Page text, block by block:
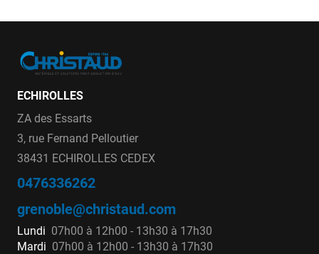
ECHIROLLES
ZA des Essarts
3, rue Fernand Pelloutier
38431 ECHIROLLES CEDEX
0476336262
grenoble@christaud.com
Lundi 07h00 à 12h00 - 13h30 à 17h30
Mardi 07h00 à 12h00 - 13h30 à 17h30